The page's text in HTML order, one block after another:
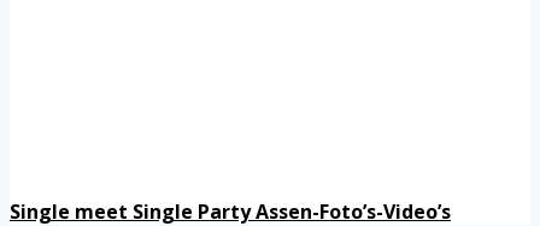
Single meet Single Party Assen-Foto’s-Video’s